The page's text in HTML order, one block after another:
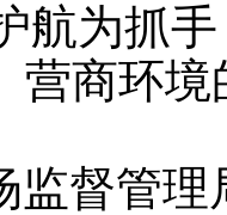
航为抓
营商环
监督管